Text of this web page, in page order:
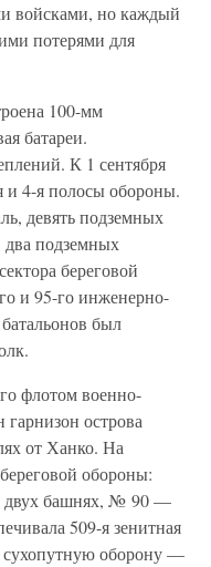
войсками, но каждый
потерями для
100-мм
батареи.
К 1 сентября
и 4-я полосы обороны.
девять подземных
подземных
береговой
и 95-го инженерно-
был
флотом военно-
острова
от Ханко. На
обороны:
двух башнях, № 90 —
509-я зенитная
сухопутную оборону —